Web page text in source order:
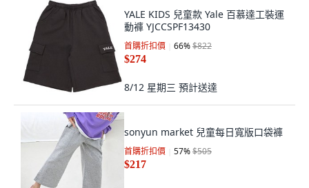
YALE KIDS 兒童款 Yale 百慕達工裝運
動褲 YJCCSPF13430
首購折扣價 66%$822
$274
8/12 星期三 預計送達
sonyun market 兒童每日寬版口袋褲
首購折扣價 57%$505
$217